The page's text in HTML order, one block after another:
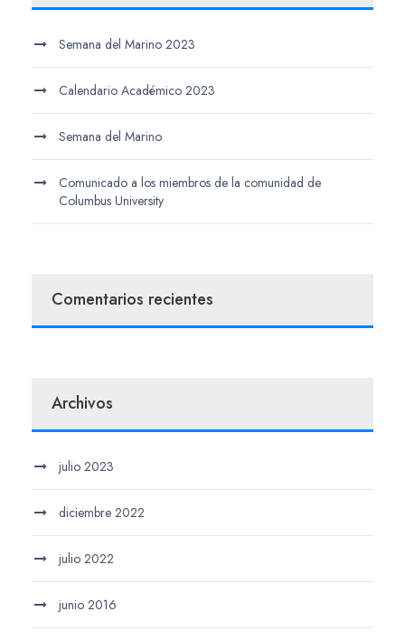
Semana del Marino 2023
Calendario Académico 2023
Semana del Marino
Comunicado a los miembros de la comunidad de
Columbus University
Comentarios recientes
Archivos
julio 2023
diciembre 2022
julio 2022
junio 2016